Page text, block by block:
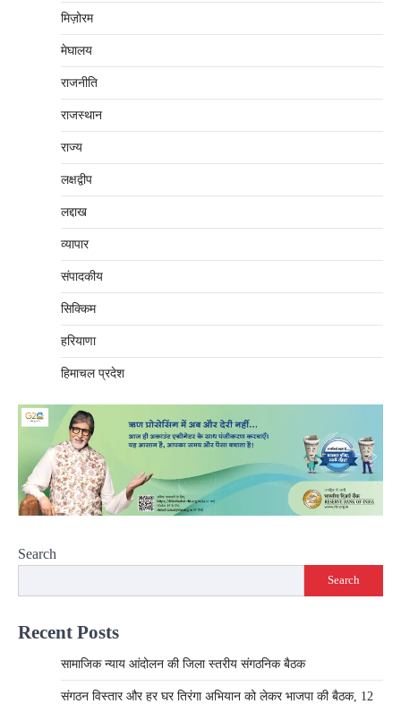
मिज़ोरम
मेघालय
राजनीति
राजस्थान
राज्य
लक्षद्वीप
लद्दाख
व्यापार
संपादकीय
सिक्किम
हरियाणा
हिमाचल प्रदेश
Search
Search
Recent Posts
​सामाजिक न्याय आंदोलन की जिला स्तरीय संगठनिक बैठक
संगठन विस्तार और हर घर तिरंगा अभियान को लेकर भाजपा की बैठक, 12